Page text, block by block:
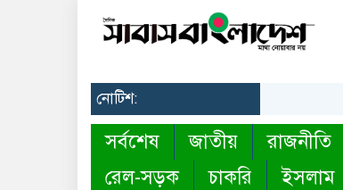
নোটিশ:
সর্বশেষ জাতীয় রাজনীতি
রেল-সড়ক
চাকরি ইসলাম